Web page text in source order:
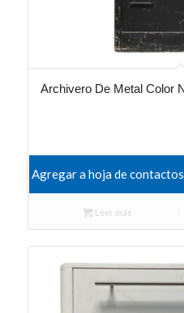
Archivero De Metal Color
Agregar a hoja de contactos
Leer más